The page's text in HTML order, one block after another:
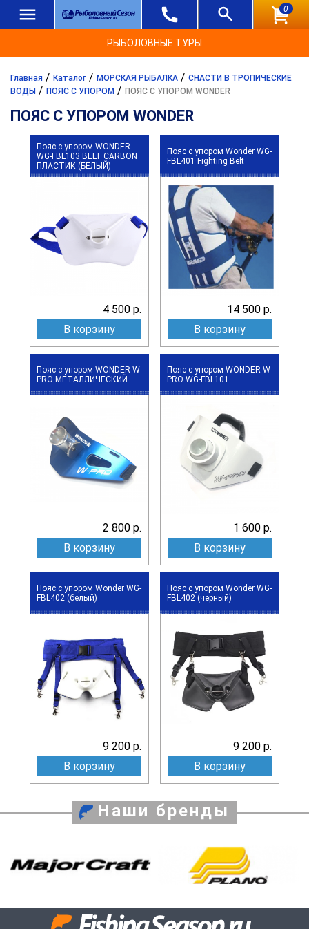
0
РЫБОЛОВНЫЕ ТУРЫ
Главная / Каталог / МОРСКАЯ РЫБАЛКА / СНАСТИ В ТРОПИЧЕСКИЕ
ВОДЫ / ПОЯС С УПОРОМ / ПОЯС С УПОРОМ WONDER
ПОЯС С УПОРОМ WONDER
Пояс с упором WONDER
WG-FBL103 BELT CARBON
ПЛАСТИК (БЕЛЫЙ)
4 500 р.
В корзину
Пояс с упором Wonder WG-
FBL401 Fighting Belt
14 500 р.
В корзину
Пояс с упором WONDER W-
PRO МЕТАЛЛИЧЕСКИЙ
2 800 р.
В корзину
Пояс с упором WONDER W-
PRO WG-FBL101
1 600 р.
В корзину
Пояс с упором Wonder WG-
FBL402 (белый)
9 200 р.
В корзину
Пояс с упором Wonder WG-
FBL402 (черный)
9 200 р.
В корзину
Наши бренды